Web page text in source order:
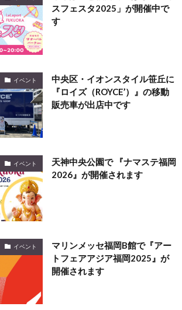
スフェスタ2025」が開催中で
す
イベント
中央区・イオンスタイル笹丘に
『ロイズ（ROYCE’）』の移動
販売車が出店中です
イベント
天神中央公園で 『ナマステ福岡
2026』が開催されます
イベント
マリンメッセ福岡B館で『アー
トフェアアジア福岡2025』が
開催されます